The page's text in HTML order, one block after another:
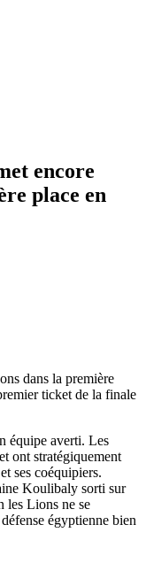
encore
place en
dans la première
ticket de la finale
équipe averti. Les
ont stratégiquement
ses coéquipiers.
Koulibaly sorti sur
les Lions ne se
égyptienne bien